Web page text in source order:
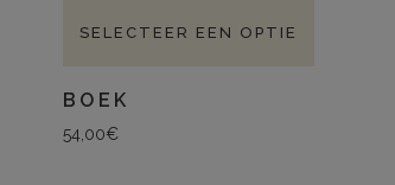
SELECTEER EEN OPTIE
BOEK
54,00€